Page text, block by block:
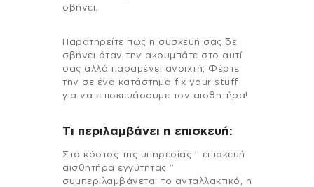
σβήνει.
Παρατηρείτε πως η συσκευή σας δε
σβήνει όταν την ακουμπάτε στο αυτί
σας αλλά παραμένει ανοιχτή; Φέρτε
την σε ένα κατάστημα fix your stuff
για να επισκευάσουμε τον αισθητήρα!
Τι περιλαμβάνει η επισκευή:
Στo κόστος της υπηρεσίας ” επισκευή
αισθητήρα εγγύτητας ”
συμπεριλαμβάνεται το ανταλλακτικό, η